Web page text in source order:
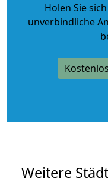
Holen Sie
unverbindliche
Weitere